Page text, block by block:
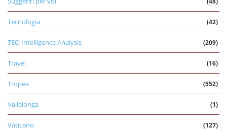
Tecnologia (42)
TEO Intelligence Analysis (209)
Travel (16)
Tropea (552)
Vallelonga (1)
Vaticano (127)